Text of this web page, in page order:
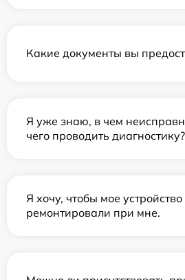
Какие документы вы
Я уже знаю, в чем
чего проводить диагностику?
Я хочу, чтобы мое устройство
ремонтировали при мне.